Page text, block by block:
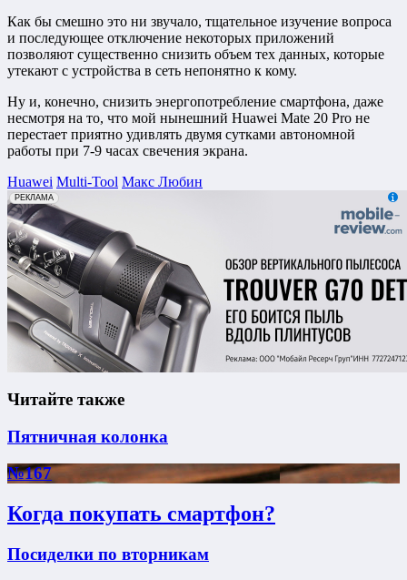
Как бы смешно это ни звучало, тщательное изучение вопроса
и последующее отключение некоторых приложений
позволяют существенно снизить объем тех данных, которые
утекают с устройства в сеть непонятно к кому.
Ну и, конечно, снизить энергопотребление смартфона, даже
несмотря на то, что мой нынешний Huawei Mate 20 Pro не
перестает приятно удивлять двумя сутками автономной
работы при 7-9 часах свечения экрана.
Huawei Multi-Tool Макс Любин
erid: 2VfnxxmNzs5
РЕКЛАМА
Читайте также
Пятничная колонка
№167
Когда покупать смартфон?
Посиделки по вторникам